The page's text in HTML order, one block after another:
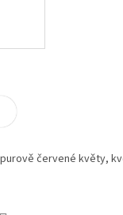
červené květy,